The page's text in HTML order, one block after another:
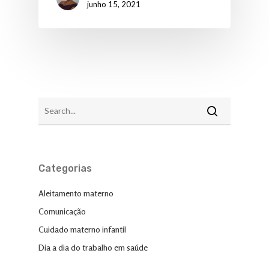
junho 15, 2021
Categorias
Aleitamento materno
Comunicação
Cuidado materno infantil
Dia a dia do trabalho em saúde